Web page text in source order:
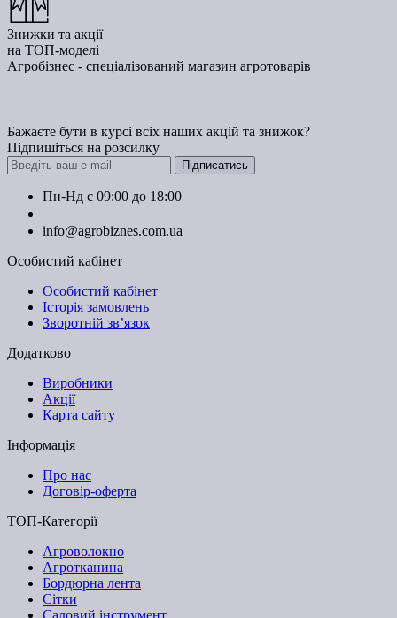
Знижки та акції
на ТОП-моделі
Агробізнес - спеціалізований магазин агротоварів
Бажаєте бути в курсі всіх наших акцій та знижок?
Підпишіться на розсилку
Підписатись
Пн-Нд с 09:00 до 18:00
info@agrobiznes.com.ua
Особистий кабінет
Особистий кабінет
Історія замовлень
Зворотній зв’язок
Додатково
Виробники
Акції
Карта сайту
Інформація
Про нас
Договір-оферта
ТОП-Категорії
Агроволокно
Агротканина
Бордюрна лента
Сітки
Садовий інструмент